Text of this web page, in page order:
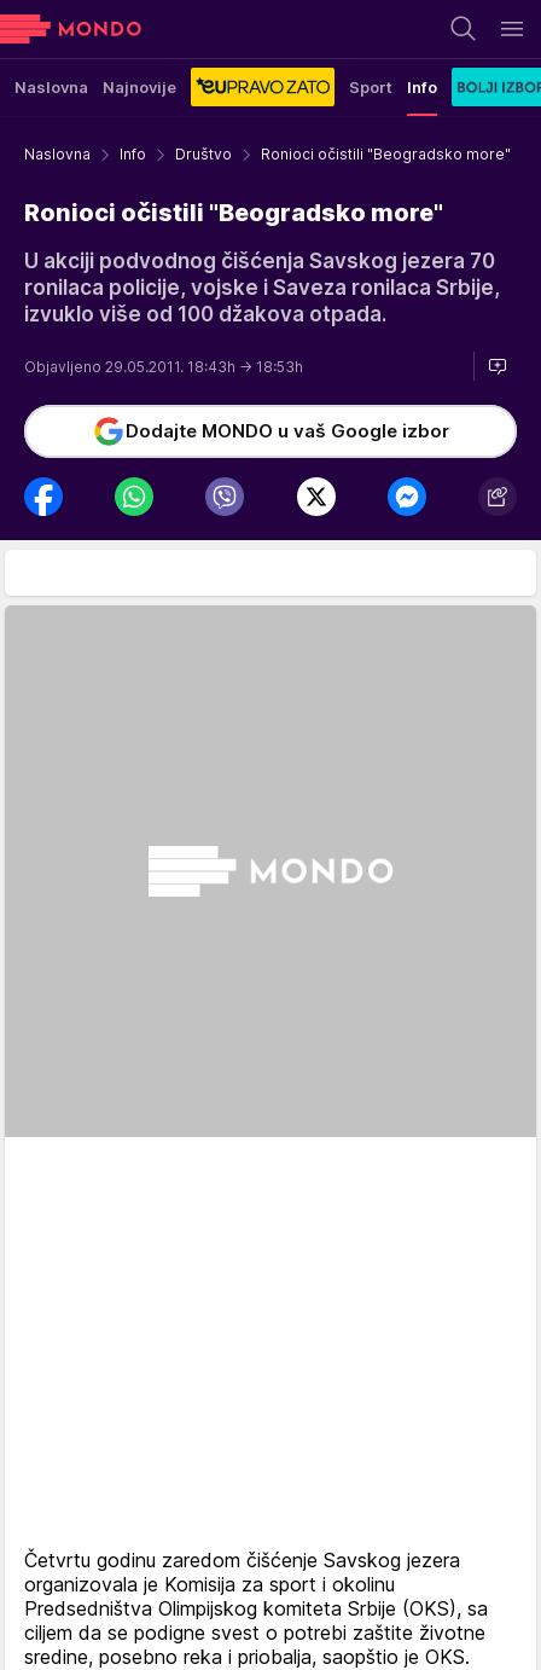
Naslovna Najnovije Sport Info
Naslovna Info Društvo Ronioci očistili "Beogradsko more"
Ronioci očistili "Beogradsko more"
U akciji podvodnog čišćenja Savskog jezera 70
ronilaca policije, vojske i Saveza ronilaca Srbije,
izvuklo više od 100 džakova otpada.
Objavljeno 29.05.2011. 18:43h → 18:53h
Dodajte MONDO u vaš Google izbor
Četvrtu godinu zaredom čišćenje Savskog jezera
organizovala je Komisija za sport i okolinu
Predsedništva Olimpijskog komiteta Srbije (OKS), sa
ciljem da se podigne svest o potrebi zaštite životne
sredine, posebno reka i priobalja, saopštio je OKS.